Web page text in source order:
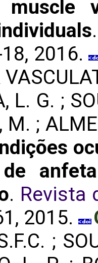
muscle
18, 2016.
L. G. ;
M. ;
. Revista
2015.
;